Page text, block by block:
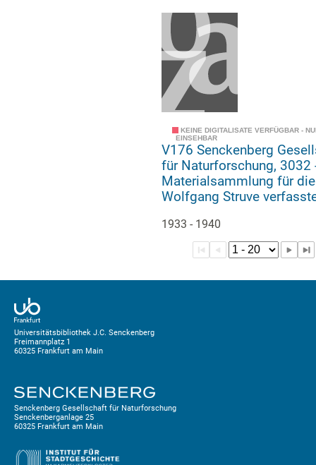
KEINE DIGITALISATE VERFÜGBAR -
EINSEHBAR
V176 Senckenberg
für Naturforschung, 3032 -
Materialsammlung für
Wolfgang Struve
paläozoologischen
1933 - 1940
Universitätsbibliothek J.C. Senckenberg
Freimannplatz 1
60325 Frankfurt am Main
Senckenberg Gesellschaft für Naturforschung
Senckenberganlage 25
60325 Frankfurt am Main